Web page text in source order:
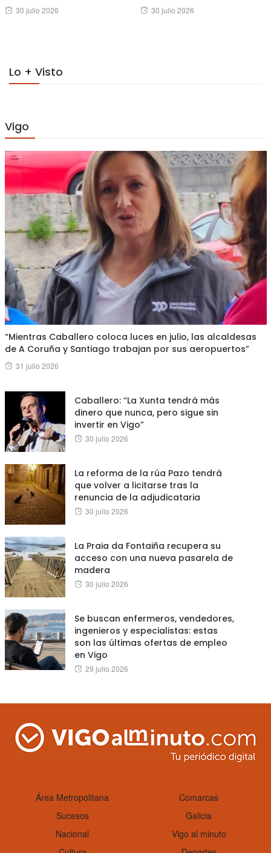
Posted
30 julio 2026
Posted
30 julio 2026
Lo + Visto
Vigo
“Mientras Caballero coloca luces en julio, las alcaldesas
de A Coruña y Santiago trabajan por sus aeropuertos”
Posted
31 julio 2026
Caballero: “La Xunta tendrá más
dinero que nunca, pero sigue sin
invertir en Vigo”
Posted
30 julio 2026
La reforma de la rúa Pazo tendrá
que volver a licitarse tras la
renuncia de la adjudicataria
Posted
30 julio 2026
La Praia da Fontaiña recupera su
acceso con una nueva pasarela de
madera
Posted
30 julio 2026
Se buscan enfermeros, vendedores,
ingenieros y especialistas: estas
son las últimas ofertas de empleo
en Vigo
Posted
29 julio 2026
Área Metropolitana
Comarcas
Sucesos
Galicia
Nacional
Vigo al minuto